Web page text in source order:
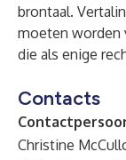
brontaal.
moeten worden
die als enige
Contacts
Christine